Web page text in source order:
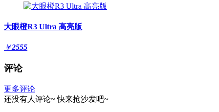
大眼橙R3 Ultra 高亮版
￥2555
评论
更多评论
还没有人评论~ 快来抢沙发吧~